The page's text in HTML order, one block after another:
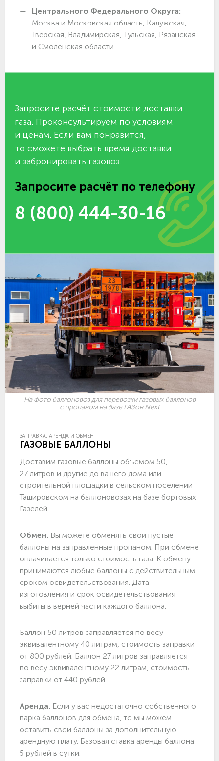
Центрального Федерального Округа:
Москва и Московская область, Калужская,
Тверская, Владимирская, Тульская, Рязанская
и Смоленская области.
Запросите расчёт стоимости доставки
газа. Проконсультируем по условиям
и ценам. Если вам понравится,
то сможете выбрать время доставки
и забронировать газовоз.
Запросите расчёт по телефону
8 (800) 444-30-16
На фото баллоновоз для перевозки газовых баллонов
с пропаном на базе ГАЗон Next
ЗАПРАВКА, АРЕНДА И ОБМЕН
ГАЗОВЫЕ БАЛЛОНЫ
Доставим газовые баллоны объёмом 50,
27 литров и другие до вашего дома или
строительной площадки в сельском поселении
Ташировском на баллоновозах на базе бортовых
Газелей.
Обмен. Вы можете обменять свои пустые
баллоны на заправленные пропаном. При обмене
оплачивается только стоимость газа. К обмену
принимаются любые баллоны с действительным
сроком освидетельствования. Дата
изготовления и срок освидетельствования
выбиты в верней части каждого баллона.
Баллон 50 литров заправляется по весу
эквивалентному 40 литрам, стоимость заправки
от 800 рублей. Баллон 27 литров заправляется
по весу эквивалентному 22 литрам, стоимость
заправки от 440 рублей.
Аренда. Если у вас недостаточно собственного
парка баллонов для обмена, то мы можем
оставить свои баллоны за дополнительную
арендную плату. Базовая ставка аренды баллона
5 рублей в сутки.